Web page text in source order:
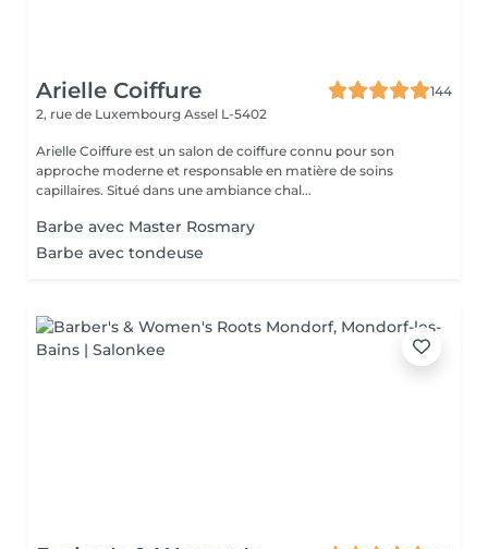
Arielle Coiffure
144
2, rue de Luxembourg Assel L-5402
Arielle Coiffure est un salon de coiffure connu pour son
approche moderne et responsable en matière de soins
capillaires. Situé dans une ambiance chal...
Barbe avec Master Rosmary
Barbe avec tondeuse